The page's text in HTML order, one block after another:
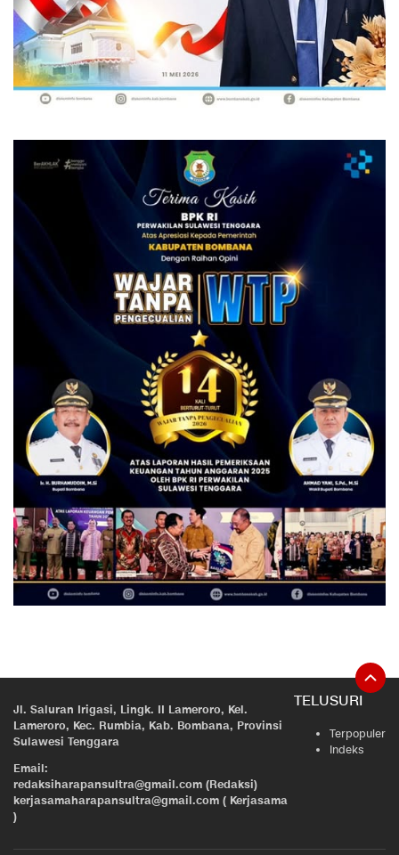
Jl. Saluran Irigasi, Lingk. II Lameroro, Kel.
Lameroro, Kec. Rumbia, Kab. Bombana, Provinsi
Sulawesi Tenggara
Email:
redaksiharapansultra@gmail.com (Redaksi)
kerjasamaharapansultra@gmail.com ( Kerjasama
)
TELUSURI
Terpopuler
Indeks